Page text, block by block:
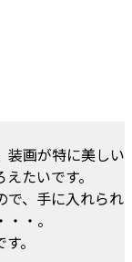
装画が特に美しい
たいです。
で、手に入れられ
・。
。